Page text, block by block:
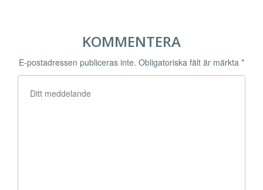
KOMMENTERA
E-postadressen publiceras inte. Obligatoriska fält är märkta *